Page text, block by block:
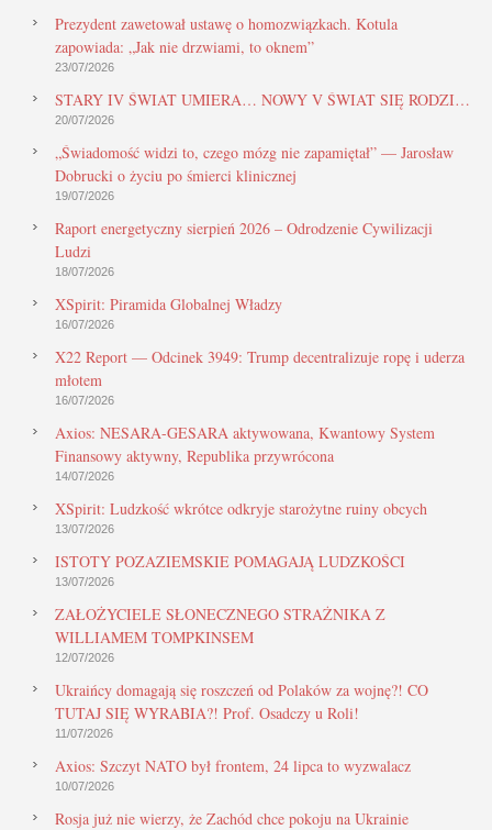
Prezydent zawetował ustawę o homozwiązkach. Kotula
zapowiada: „Jak nie drzwiami, to oknem”
23/07/2026
STARY IV ŚWIAT UMIERA… NOWY V ŚWIAT SIĘ RODZI…
20/07/2026
„Świadomość widzi to, czego mózg nie zapamiętał” — Jarosław
Dobrucki o życiu po śmierci klinicznej
19/07/2026
Raport energetyczny sierpień 2026 – Odrodzenie Cywilizacji
Ludzi
18/07/2026
XSpirit: Piramida Globalnej Władzy
16/07/2026
X22 Report — Odcinek 3949: Trump decentralizuje ropę i uderza
młotem
16/07/2026
Axios: NESARA-GESARA aktywowana, Kwantowy System
Finansowy aktywny, Republika przywrócona
14/07/2026
XSpirit: Ludzkość wkrótce odkryje starożytne ruiny obcych
13/07/2026
ISTOTY POZAZIEMSKIE POMAGAJĄ LUDZKOŚCI
13/07/2026
ZAŁOŻYCIELE SŁONECZNEGO STRAŻNIKA Z
WILLIAMEM TOMPKINSEM
12/07/2026
Ukraińcy domagają się roszczeń od Polaków za wojnę?! CO
TUTAJ SIĘ WYRABIA?! Prof. Osadczy u Roli!
11/07/2026
Axios: Szczyt NATO był frontem, 24 lipca to wyzwalacz
10/07/2026
Rosja już nie wierzy, że Zachód chce pokoju na Ukrainie